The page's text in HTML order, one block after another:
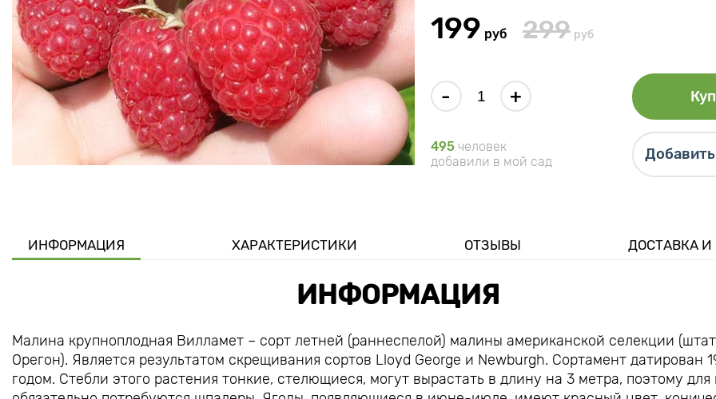
199 руб 299 руб
- +
495 человек
добавили в мой сад
ИНФОРМАЦИЯ ХАРАКТЕРИСТИКИ ОТЗЫВЫ ДОСТАВКА И
ИНФОРМАЦИЯ
Малина крупноплодная Вилламет – сорт летней (раннеспелой) малины американской селекции (штат
Орегон). Является результатом скрещивания сортов Lloyd George и Newburgh. Сортамент датирован
годом. Стебли этого растения тонкие, стелющиеся, могут вырастать в длину на 3 метра, поэтому для